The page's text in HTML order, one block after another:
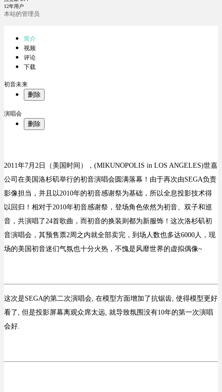
12年用户
本站的管理员
简介
视频
评论
下载
初音未来
删除
演唱会
删除
2011年7月2日（美国时间），(MIKUNOPOLIS in LOS ANGELES)世嘉
公司在美国洛杉矶举行的初音演唱会圆满落幕！由于再次由SEGA负责
影像担当，并且以2010年的初音感谢祭为基础，所以全息投影技术得
以回归！相对于2010年初音感谢祭，登场角色依然为初音、双子和巡
音，共演唱了24首歌曲，而初音的换装则都为新服饰！这次洛杉矶初
音演唱会，其预售票2周之内就全部卖完，到场人数也多达6000人，现
场的美国初音迷们气氛也十分火热，不愧是风靡世界的虚拟偶像~
这次是SEGA的第二次演唱会, 在模型方面增加了抗锯齿, 使得模型更好
看了, 但是投影屏幕离观众席太远, 就导致氛围没有10年的第一次演唱
会好.